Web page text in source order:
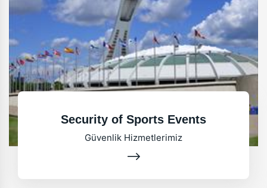
Security of Sports Events
Güvenlik Hizmetlerimiz